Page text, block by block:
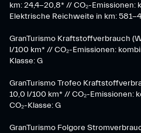
km: 24,4-20,8* // CO₂-
Elektrische Reichweite in km: 581-
GranTurismo Kraftstoffverbrauch
l/100 km* // CO₂-Emissionen:
Klasse: G
GranTurismo Trofeo
10,0 l/100 km* // CO₂-
CO₂-Klasse: G
GranTurismo Folgore